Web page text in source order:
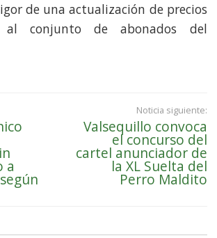
de una actualización de precios
al conjunto de abonados del
a
Noticia siguiente:
Valsequillo convoca
el concurso del
cartel anunciador de
la XL Suelta del
Perro Maldito